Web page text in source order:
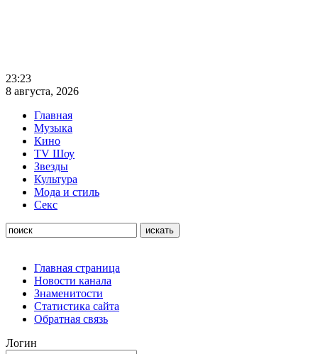
23:23
8 августа, 2026
Главная
Музыка
Кино
TV Шоу
Звезды
Культура
Мода и стиль
Секс
Главная страница
Новости канала
Знаменитости
Статистика сайта
Обратная связь
Логин